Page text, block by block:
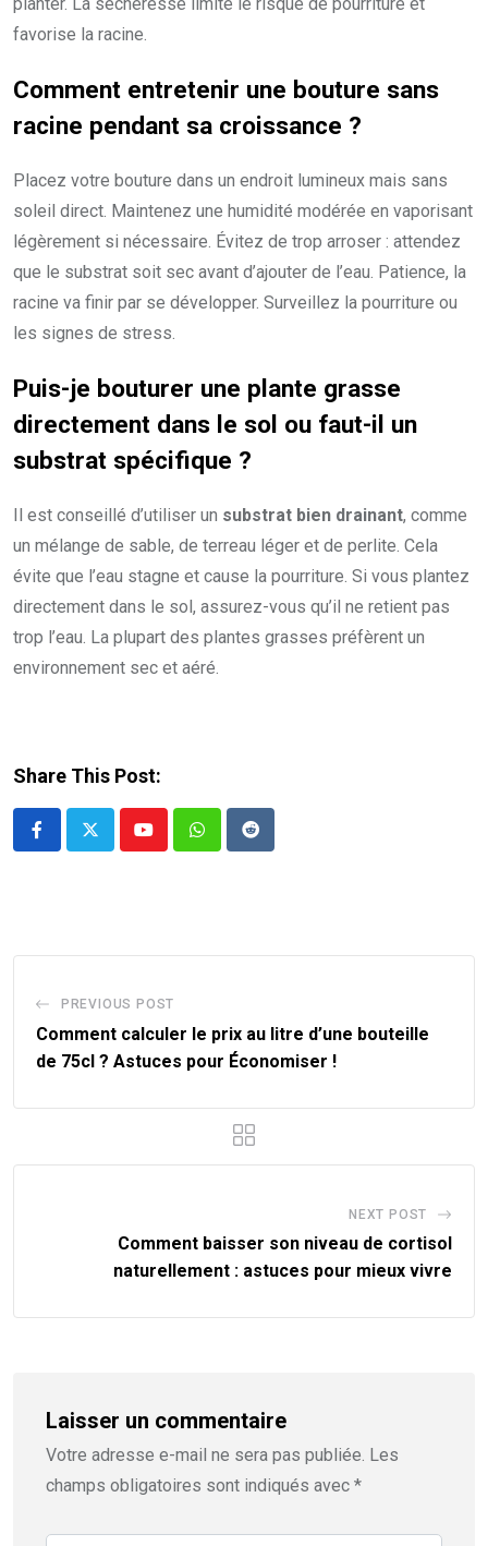
favorise la racine.
Comment entretenir une bouture sans
racine pendant sa croissance ?
Placez votre bouture dans un endroit lumineux mais sans
soleil direct. Maintenez une humidité modérée en vaporisant
légèrement si nécessaire. Évitez de trop arroser : attendez
que le substrat soit sec avant d’ajouter de l’eau. Patience, la
racine va finir par se développer. Surveillez la pourriture ou
les signes de stress.
Puis-je bouturer une plante grasse
directement dans le sol ou faut-il un
substrat spécifique ?
Il est conseillé d’utiliser un substrat bien drainant, comme
un mélange de sable, de terreau léger et de perlite. Cela
évite que l’eau stagne et cause la pourriture. Si vous plantez
directement dans le sol, assurez-vous qu’il ne retient pas
trop l’eau. La plupart des plantes grasses préfèrent un
environnement sec et aéré.
Share This Post:
YoutubeWhatsappReddit
PREVIOUS POST
Comment calculer le prix au litre d’une bouteille
de 75cl ? Astuces pour Économiser !
NEXT POST
Comment baisser son niveau de cortisol
naturellement : astuces pour mieux vivre
Laisser un commentaire
Votre adresse e-mail ne sera pas publiée. Les
champs obligatoires sont indiqués avec *